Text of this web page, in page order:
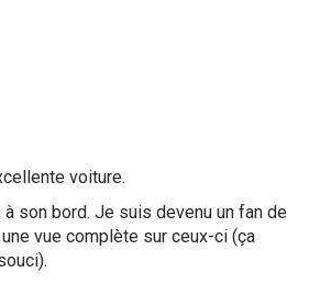
voiture.
son bord. Je suis devenu un fan de
vue complète sur ceux-ci (ça